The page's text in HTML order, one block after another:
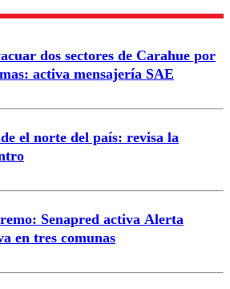
Enviar comentario
dos sectores de Carahue por
activa mensajería SAE
el norte del país: revisa la
Senapred activa Alerta
en tres comunas